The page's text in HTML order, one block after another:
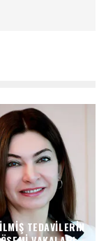
TEDAVILERIN